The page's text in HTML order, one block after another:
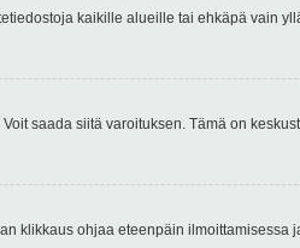
kaikille alueille tai ehkäpä vain
saada siitä varoituksen. Tämä on
klikkaus ohjaa eteenpäin ilmoittamisessa